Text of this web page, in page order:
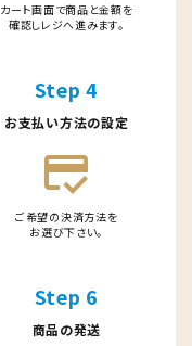
カート画面で商品と金額を
確認しレジへ進みます。
Step 4
お支払い方法の設定
credit_score
ご希望の決済方法を
お選び下さい。
Step 6
商品の発送